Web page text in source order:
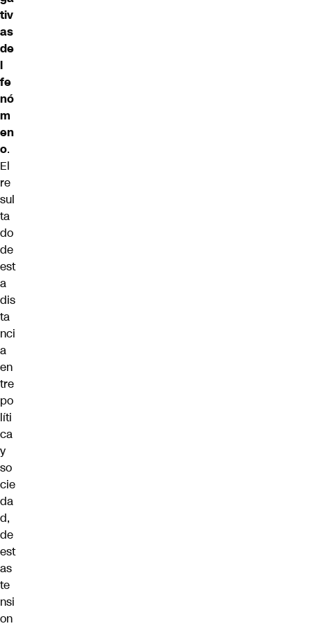
tiv
as
de
l
fe
nó
m
en
o.
El
re
sul
ta
do
de
est
a
dis
ta
nci
a
en
tre
po
líti
ca
y
so
cie
da
d,
de
est
as
te
nsi
on